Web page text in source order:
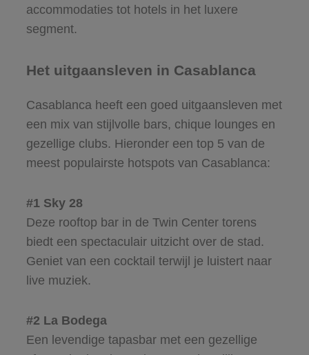
accommodaties tot hotels in het luxere
segment.
Het uitgaansleven in Casablanca
Casablanca heeft een goed uitgaansleven met
een mix van stijlvolle bars, chique lounges en
gezellige clubs. Hieronder een top 5 van de
meest populairste hotspots van Casablanca:
#1 Sky 28
Deze rooftop bar in de Twin Center torens
biedt een spectaculair uitzicht over de stad.
Geniet van een cocktail terwijl je luistert naar
live muziek.
#2 La Bodega
Een levendige tapasbar met een gezellige